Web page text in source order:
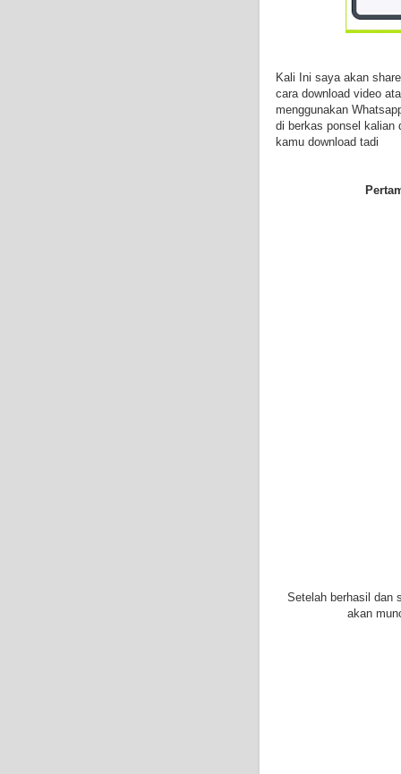
Kali Ini saya akan
cara download video
menggunakan
di berkas ponsel kalian
kamu download tadi
Setelah berhasil dan
akan